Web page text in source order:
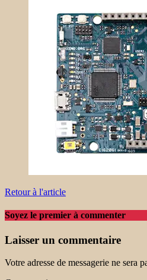
Retour à l'article
Soyez le premier à commenter
Laisser un commentaire
Votre adresse de messagerie ne sera